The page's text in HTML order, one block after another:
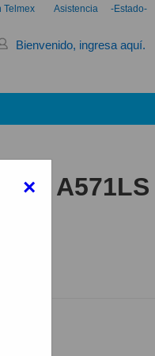
×
Asistencia
Telmex
Bienvenido, ingresa aquí.
5S A571LS